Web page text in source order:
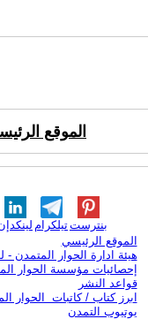
الموقع
تيلكرامبنترست
الموقع الرئيسي
هيئة ادارة الحوار المتمدن -
إحصائيات مؤسسة الحوار
قواعد النشر
ابرز كتاب / كاتبات الحوار
يوتيوب التمدن